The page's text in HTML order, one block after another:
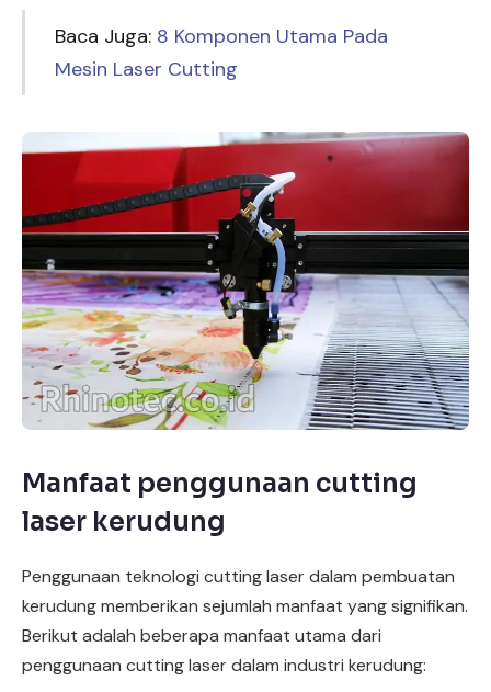
Baca Juga: 8 Komponen Utama Pada
Mesin Laser Cutting
Manfaat penggunaan cutting
laser kerudung
Penggunaan teknologi cutting laser dalam pembuatan
kerudung memberikan sejumlah manfaat yang signifikan.
Berikut adalah beberapa manfaat utama dari
penggunaan cutting laser dalam industri kerudung: